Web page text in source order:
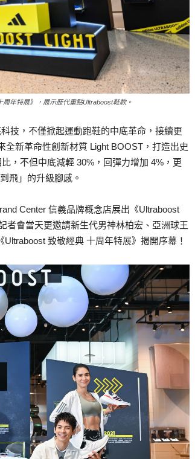
年特展》，展示歷代重點Ultraboost鞋款。
技，不僅掀起運動跑鞋的中底革命，接續更
全新革命性創新材質 Light BOOST，打造出史
，不但中底減輕 30%，回彈力增加 4%，更
飛」的升級腳感。
Center 信義品牌概念店展出《Ultraboost
者會當天更邀請新生代男神林柏宏、亞洲球王
致敬經典 十周年特展》揭開序幕！